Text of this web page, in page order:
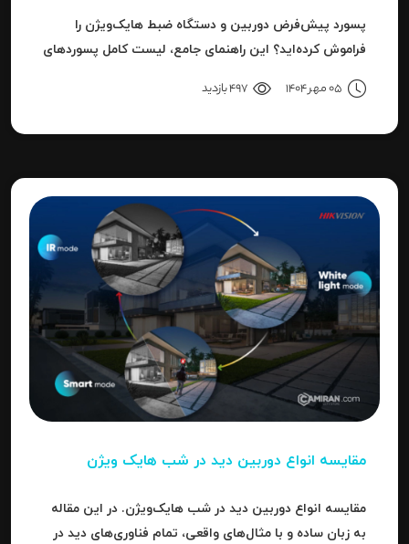
پسورد پیش‌فرض دوربین و دستگاه ضبط هایک‌ویژن را
فراموش کرده‌اید؟ این راهنمای جامع، لیست کامل پسوردهای
"Invalid Password" را آموزش می‌دهد.
05 مهر 1404 497 بازدید
مقایسه انواع دوربین دید در شب هایک‌ ویژن
مقایسه انواع دوربین دید در شب هایک‌ویژن. در این مقاله
به زبان ساده و با مثال‌های واقعی، تمام فناوری‌های دید در